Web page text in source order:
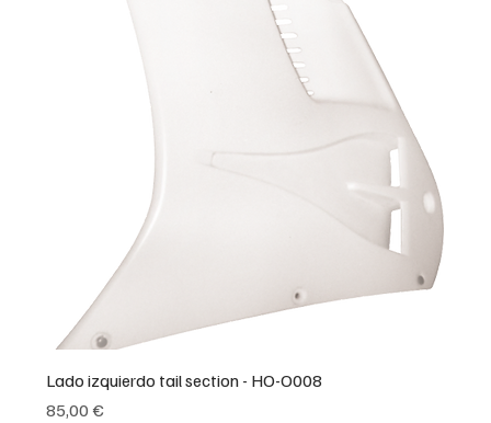
Lado izquierdo tail section - HO-O008
Precio
85,00 €